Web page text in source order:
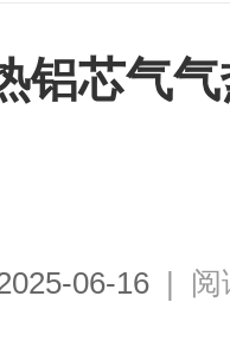
铝芯气
06-16 | 阅